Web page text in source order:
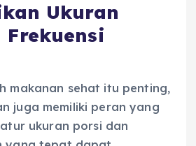
Ukuran
Frekuensi
makanan sehat itu penting,
juga memiliki peran yang
ukuran porsi dan